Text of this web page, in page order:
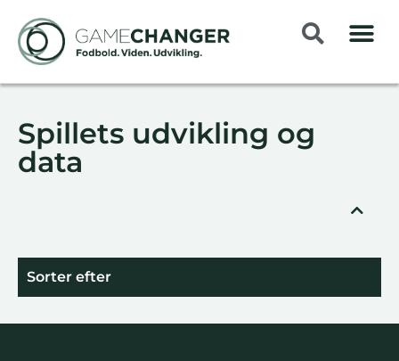
Spillets udvikling og
data
Sorter efter